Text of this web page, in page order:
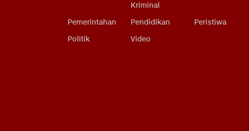
Kriminal
Pemerintahan Pendidikan
Peristiwa
Politik
Video